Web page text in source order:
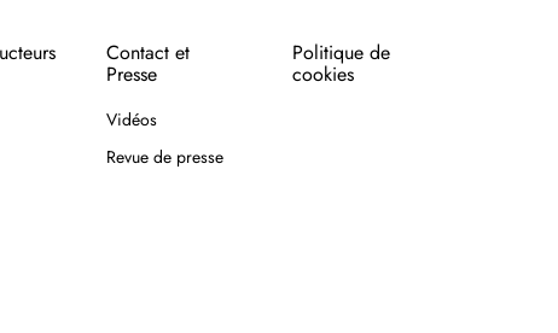
Contact et
Presse
Vidéos
Revue de presse
Politique de
cookies